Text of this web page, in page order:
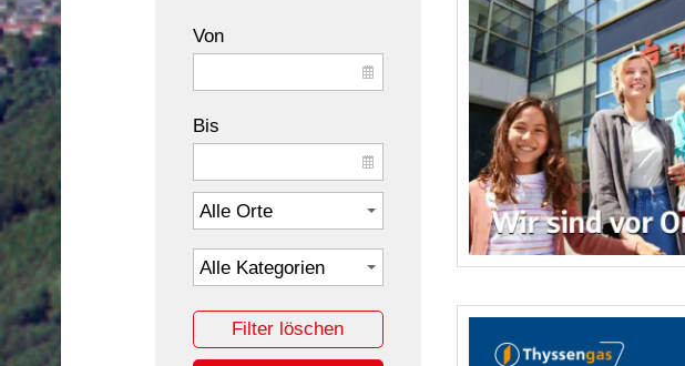
Von
Bis
Filter löschen